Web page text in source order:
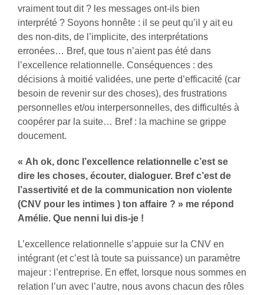
vraiment tout dit ? les messages ont-ils bien
interprété ? Soyons honnête : il se peut qu’il y ait eu
des non-dits, de l’implicite, des interprétations
erronées… Bref, que tous n’aient pas été dans
l’excellence relationnelle. Conséquences : des
décisions à moitié validées, une perte d’efficacité (car
besoin de revenir sur des choses), des frustrations
personnelles et/ou interpersonnelles, des difficultés à
coopérer par la suite… Bref : la machine se grippe
doucement.
« Ah ok, donc l’excellence relationnelle c’est se
dire les choses, écouter, dialoguer. Bref c’est de
l’assertivité et de la communication non violente
(CNV pour les intimes ) ton affaire ? » me répond
Amélie. Que nenni lui dis-je !
L’excellence relationnelle s’appuie sur la CNV en
intégrant (et c’est là toute sa puissance) un paramètre
majeur : l’entreprise. En effet, lorsque nous sommes en
relation l’un avec l’autre, nous avons chacun des rôles